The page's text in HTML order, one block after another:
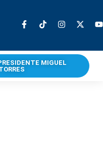
MIGUEL